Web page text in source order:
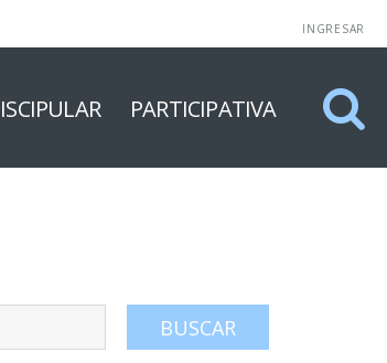
INGRESAR
PARTICIPATIVA